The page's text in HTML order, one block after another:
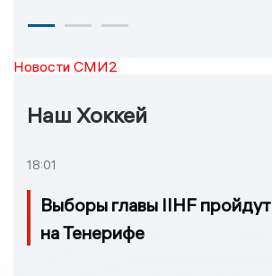
Новости СМИ2
Наш Хоккей
18:01
Выборы главы IIHF
на Тенерифе